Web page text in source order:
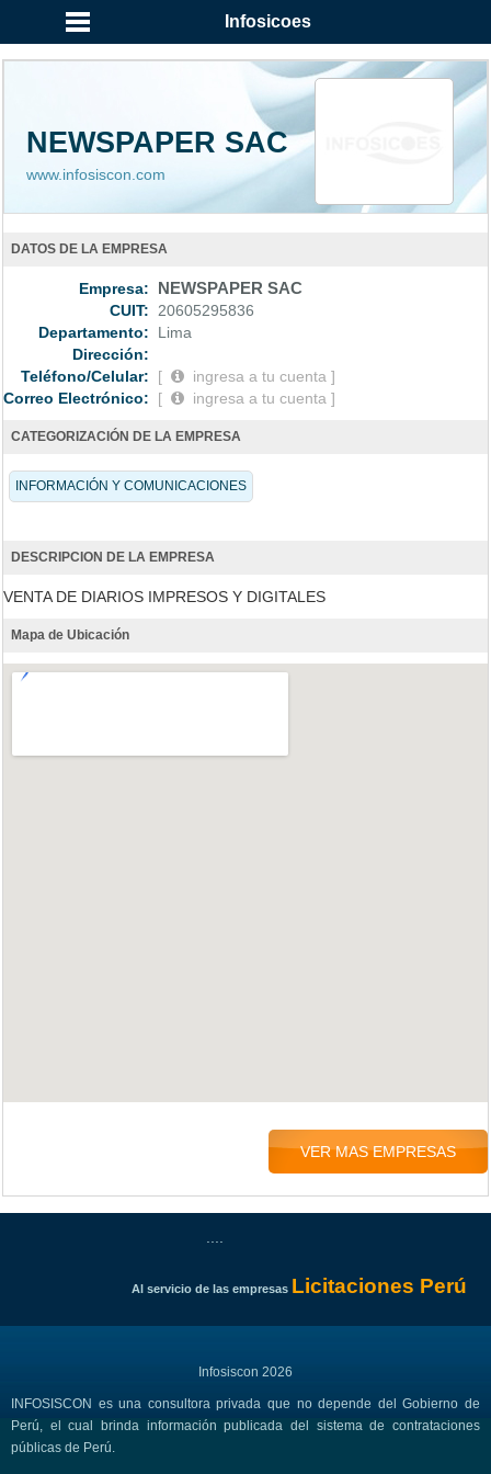
Infosicoes
NEWSPAPER SAC
www.infosiscon.com
DATOS DE LA EMPRESA
Empresa: NEWSPAPER SAC
CUIT: 20605295836
Departamento: Lima
Dirección:
Teléfono/Celular:
[
ingresa a tu cuenta ]
Correo Electrónico:
[ ingresa a tu cuenta ]
CATEGORIZACIÓN DE LA EMPRESA
INFORMACIÓN Y COMUNICACIONES
DESCRIPCION DE LA EMPRESA
VENTA DE DIARIOS IMPRESOS Y DIGITALES
Mapa de Ubicación
VER MAS EMPRESAS
Al servicio de las empresas Licitaciones Perú
Infosiscon 2026
INFOSISCON es una consultora privada que no depende del Gobierno de
Perú, el cual brinda información publicada del sistema de contrataciones
públicas de Perú.